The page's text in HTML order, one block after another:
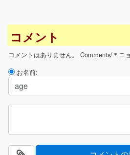
コメント
コメントはありません。 Comments/＊ニ
お名前: